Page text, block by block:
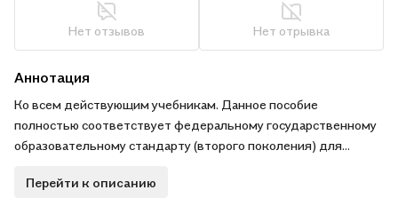
Нет отзывов Нет отрывка
Аннотация
Ко всем действующим учебникам. Данное пособие
полностью соответствует федеральному государственному
образовательному стандарту (второго поколения) для
предназначены для текущего и итогового контроля усвоения
Перейти к описанию